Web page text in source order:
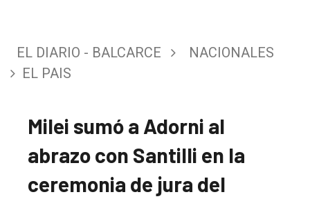
EL DIARIO - BALCARCE
NACIONALES
EL PAIS
Milei sumó a Adorni al
abrazo con Santilli en la
ceremonia de jura del